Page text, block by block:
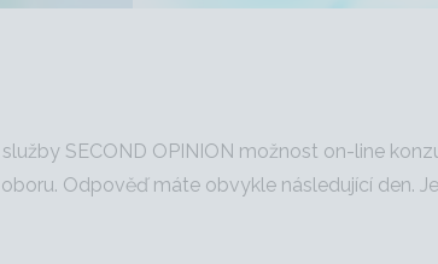
SECOND OPINION možnost on-line
Odpověď máte obvykle následující den.